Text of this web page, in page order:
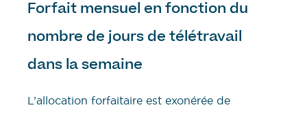
Forfait mensuel en fonction du
nombre de jours de télétravail
dans la semaine
L’allocation forfaitaire est exonérée de